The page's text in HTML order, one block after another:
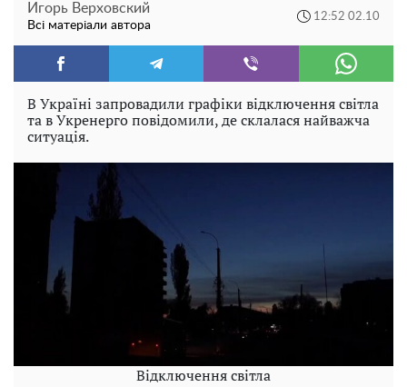
Игорь Верховский
Всі матеріали автора
12:52 02.10
В Україні запровадили графіки відключення світла
та в Укренерго повідомили, де склалася найважча
ситуація.
Відключення світла